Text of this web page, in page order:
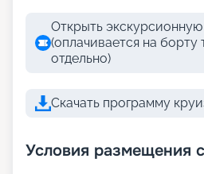
Открыть
(оплачивается на борту
отдельно)
Скачать программу
Условия размещения